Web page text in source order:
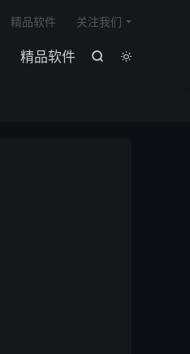


精品软件
精品软件 关注我们